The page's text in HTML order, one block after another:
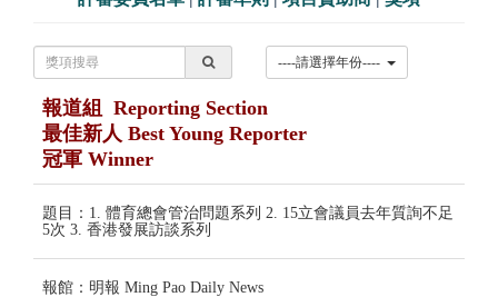
報道組 Reporting Section
最佳新人 Best Young Reporter
冠軍 Winner
題目：1. 體育總會管治問題系列 2. 15立會議員去年質詢不足
5次 3. 香港發展訪談系列
報館：明報 Ming Pao Daily News